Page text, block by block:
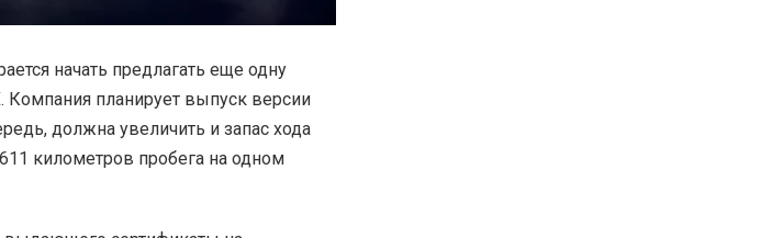
начать предлагать еще одну
планирует выпуск версии
должна увеличить и запас хода
километров пробега на одном